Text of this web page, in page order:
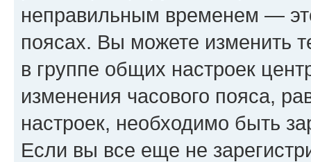
неправильным временем —
поясах. Вы можете изменить
в группе общих настроек
изменения часового пояса,
настроек, необходимо быть
Если вы все еще не